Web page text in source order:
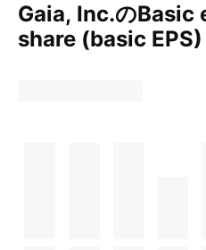
Gaia, Inc.のBasic
share (basic EPS)